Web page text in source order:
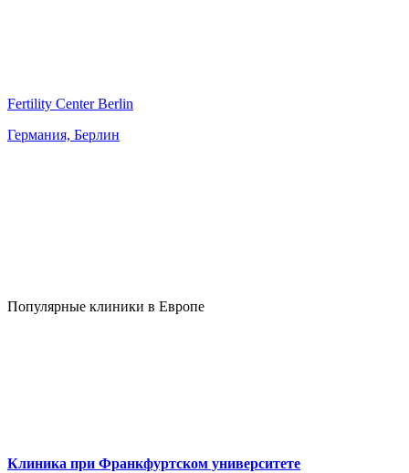
Fertility Center Berlin
Германия, Берлин
Популярные клиники в Европе
Клиника при Франкфуртском университете